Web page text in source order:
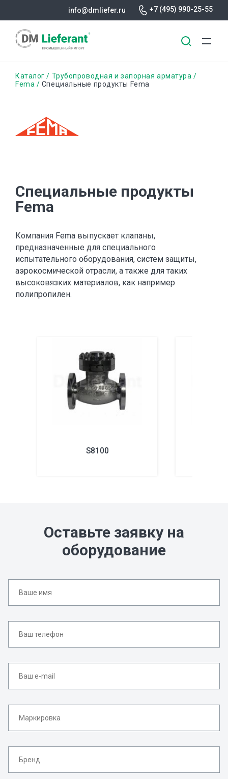
info@dmliefer.ru +7 (495) 990-25-55
Строка
Каталог
Трубопроводная и запорная арматура
Fema
Специальные продукты Fema
Специальные продукты
Fema
Компания Fema выпускает клапаны,
предназначенные для специального
испытательного оборудования, систем защиты,
аэрокосмической отрасли, а также для таких
высоковязких материалов, как например
полипропилен.
S8100
Оставьте заявку на
оборудование